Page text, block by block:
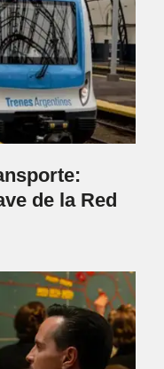
de la Red